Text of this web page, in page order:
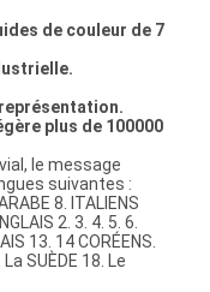
de couleur de 7
plus de 100000
le message
suivantes :
8. ITALIENS
2. 3. 4. 5. 6.
13. 14 CORÉENS.
SUÈDE 18. Le